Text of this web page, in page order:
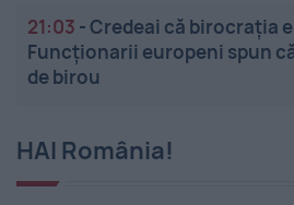
21:03 -Credeai că birocrația
Funcționarii europeni spun
de birou
HAI România!